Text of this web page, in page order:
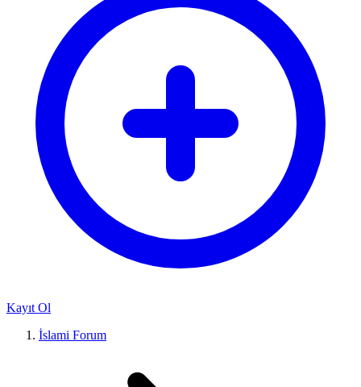
Kayıt Ol
İslami Forum